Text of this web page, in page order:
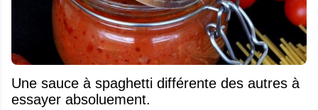
Une sauce à spaghetti différente des autres à
essayer absoluement.